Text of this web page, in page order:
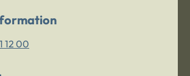
12 00